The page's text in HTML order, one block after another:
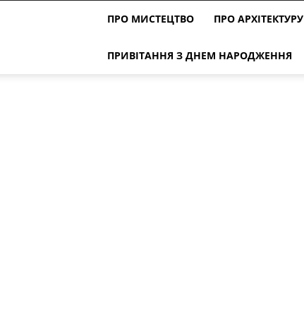
ПРО МИСТЕЦТВО ПРО АРХІТЕКТУРУ
ПРИВІТАННЯ З ДНЕМ НАРОДЖЕННЯ